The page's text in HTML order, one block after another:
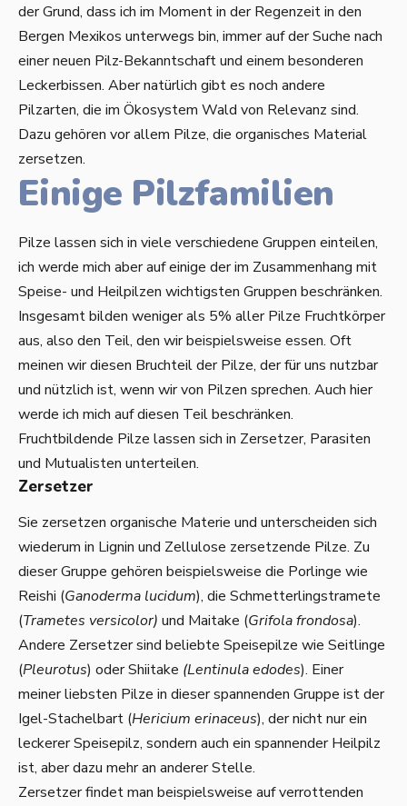
der Grund, dass ich im Moment in der Regenzeit in den
Bergen Mexikos unterwegs bin, immer auf der Suche nach
einer neuen Pilz-Bekanntschaft und einem besonderen
Leckerbissen. Aber natürlich gibt es noch andere
Pilzarten, die im Ökosystem Wald von Relevanz sind.
Dazu gehören vor allem Pilze, die organisches Material
zersetzen.
Einige Pilzfamilien
Pilze lassen sich in viele verschiedene Gruppen einteilen,
ich werde mich aber auf einige der im Zusammenhang mit
Speise- und Heilpilzen wichtigsten Gruppen beschränken.
Insgesamt bilden weniger als 5% aller Pilze Fruchtkörper
aus, also den Teil, den wir beispielsweise essen. Oft
meinen wir diesen Bruchteil der Pilze, der für uns nutzbar
und nützlich ist, wenn wir von Pilzen sprechen. Auch hier
werde ich mich auf diesen Teil beschränken.
Fruchtbildende Pilze lassen sich in Zersetzer, Parasiten
und Mutualisten unterteilen.
Zersetzer
Sie zersetzen organische Materie und unterscheiden sich
wiederum in Lignin und Zellulose zersetzende Pilze. Zu
dieser Gruppe gehören beispielsweise die Porlinge wie
Reishi (Ganoderma lucidum), die Schmetterlingstramete
(Trametes versicolor) und Maitake (Grifola frondosa).
Andere Zersetzer sind beliebte Speisepilze wie Seitlinge
(Pleurotus) oder Shiitake (Lentinula edodes). Einer
meiner liebsten Pilze in dieser spannenden Gruppe ist der
Igel-Stachelbart (Hericium erinaceus), der nicht nur ein
leckerer Speisepilz, sondern auch ein spannender Heilpilz
ist, aber dazu mehr an anderer Stelle.
Zersetzer findet man beispielsweise auf verrottenden